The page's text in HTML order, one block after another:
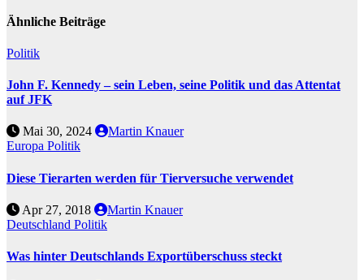
Ähnliche Beiträge
Politik
John F. Kennedy – sein Leben, seine Politik und das Attentat
auf JFK
Mai 30, 2024
Martin Knauer
Europa Politik
Diese Tierarten werden für Tierversuche verwendet
Apr 27, 2018
Martin Knauer
Deutschland Politik
Was hinter Deutschlands Exportüberschuss steckt